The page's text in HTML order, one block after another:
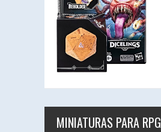
MINIATURAS PARA RPG